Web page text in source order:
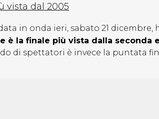
vista dal 2005
in onda ieri, sabato 21 dicembre,
è la finale più vista dalla seconda
di spettatori è invece la puntata